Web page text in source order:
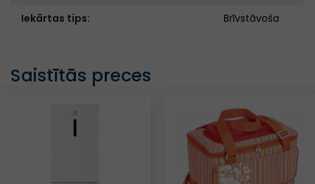
Iekārtas tips:
Brīvstāvoša
Saistītās preces